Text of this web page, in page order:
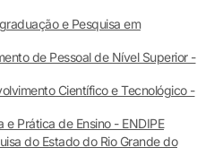
e Pesquisa em
de Pessoal de Nível Superior -
Científico e Tecnológico -
Prática de Ensino - ENDIPE
do Estado do Rio Grande do